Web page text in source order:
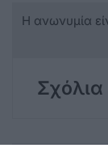
Η ανωνυμία
Σχόλια